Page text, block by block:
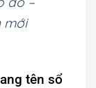
mới
tên sổ